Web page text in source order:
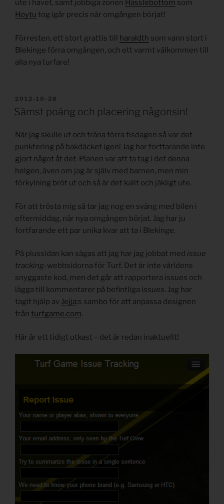
ute i havet, samt jobbiga zonen Hasslebottom som
Hoytu tog igår precis när omgången börjat!
Förresten, ett stort grattis till haraldth som vann stort i
Blekinge förra omgången, och ett varmt välkommen till
alla nya turfare!
PUBLICERAT
2012-10-28
Sämst poäng och placering någonsin!
När jag skulle ut och träna förra tisdagen så var det
punktering på bakdäcket igen! Jag har fortfarande inte
gjort något åt det. Planen var att ta tag i det denna
helgen, även om jag är själv med barnen, men min
förkylning bröt ut och så är det kallt och jäkligt ute.
För att trösta mig så tar jag nog en sväng med bilen i
eftermiddag, när nya omgången börjat. Jag har ju
fortfarande ett par unika kvar att ta i Blekinge.
På plussidan kan sägas att jag har jag jobbat med issue
tracking- webbsidorna för Turf. Det är inte världens
snyggaste kod, men det går att rapportera issues och
lägga till kommentarer på befintliga issues. Jag har
tagit hjälp av Jejja:s sambo för att anpassa designen
från turfgame.com.
Här är ett tidigt utkast – det är redan inaktuellt!